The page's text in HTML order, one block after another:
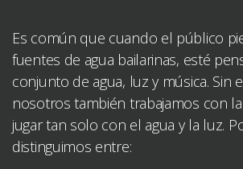
Es común que cuando el público
fuentes de agua bailarinas, esté
conjunto de agua, luz y música. Sin
nosotros también trabajamos con
jugar tan solo con el agua y la luz.
distinguimos entre: